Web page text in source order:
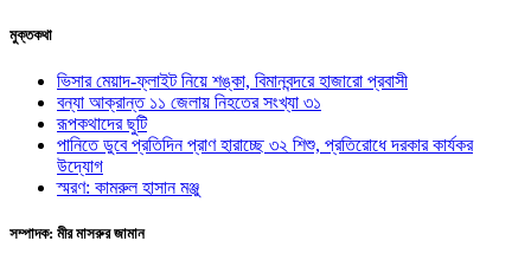
মুক্তকথা
ভিসার মেয়াদ-ফ্লাইট নিয়ে শঙ্কা, বিমানবন্দরে হাজারো প্রবাসী
বন্যা আক্রান্ত ১১ জেলায় নিহতের সংখ্যা ৩১
রূপকথাদের ছুটি
পানিতে ডুবে প্রতিদিন প্রাণ হারাচ্ছে ৩২ শিশু, প্রতিরোধে দরকার কার্যকর
উদ্যোগ
স্মরণ: কামরুল হাসান মঞ্জু
সম্পাদক: মীর মাসরুর জামান